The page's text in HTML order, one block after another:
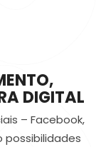
DIGITAL
– Facebook,
possibilidades